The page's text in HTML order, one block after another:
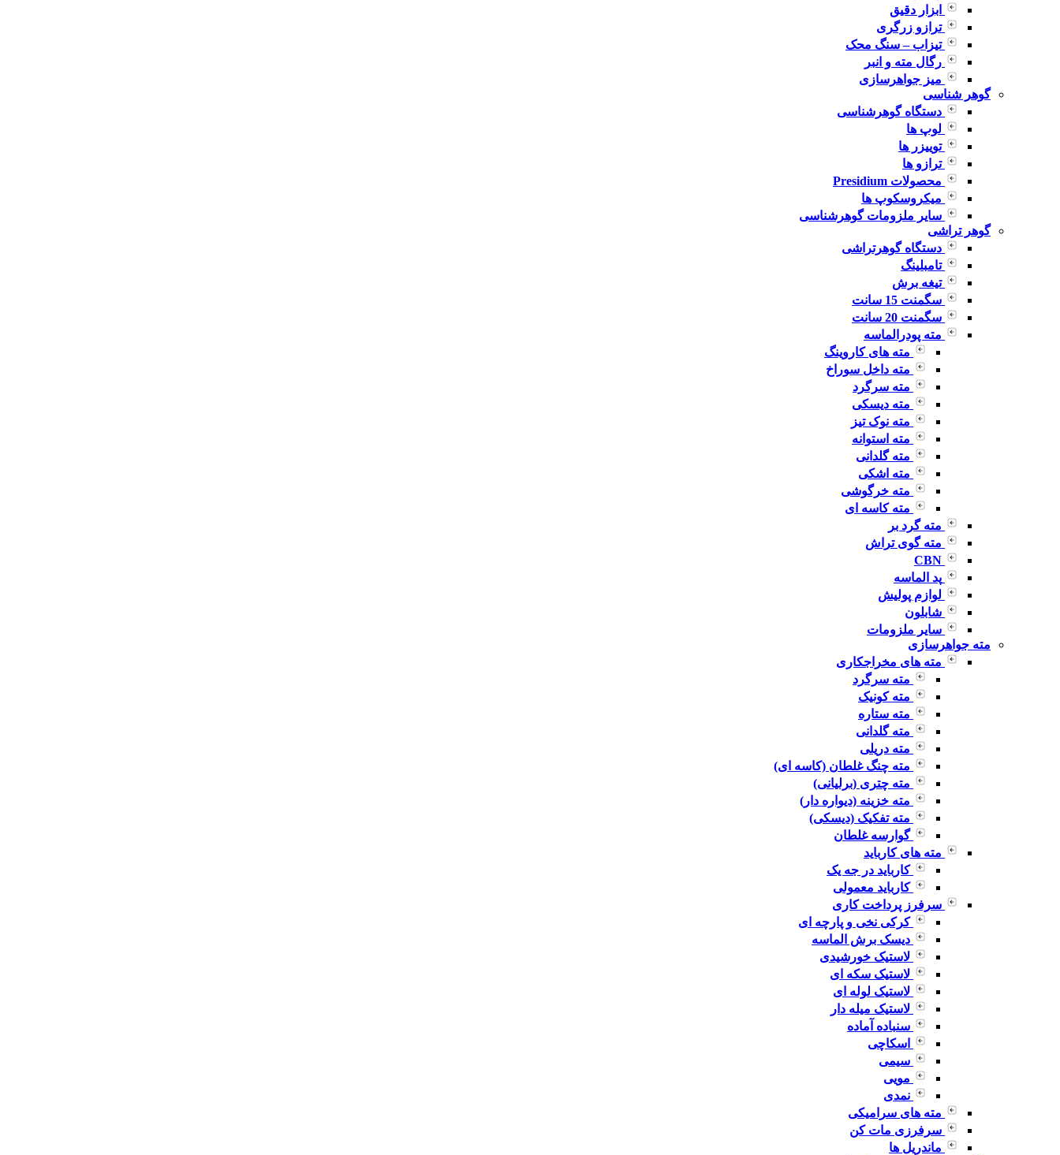
ابزار دقیق
ترازو زرگری
تیزاب – سنگ محک
رگال مته و انبر
میز جواهرسازی
گوهر شناسی
دستگاه گوهرشناسی
لوپ ها
توییزر ها
ترازو ها
محصولات Presidium
میکروسکوپ ها
سایر ملزومات گوهرشناسی
گوهر تراشی
دستگاه گوهرتراشی
تامبلینگ
تیغه برش
سگمنت 15 سانت
سگمنت 20 سانت
مته پودرالماسه
مته های کاروینگ
مته داخل سوراخ
مته سرگرد
مته دیسکی
مته نوک تیز
مته استوانه
مته گلدانی
مته اشکی
مته خرگوشی
مته کاسه ای
مته گرد بر
مته گوی تراش
CBN
پد الماسه
لوازم پولیش
شابلون
سایر ملزومات
مته جواهرسازی
مته های مخراجکاری
مته سرگرد
مته کونیک
مته ستاره
مته گلدانی
مته دریلی
مته چنگ غلطان (کاسه ای)
مته چتری (برلیانی)
مته خزینه (دیواره دار)
مته تفکیک (دیسکی)
گوارسه غلطان
مته های کارباید
کارباید در جه یک
کارباید معمولی
سرفرز پرداخت کاری
کرکی نخی و پارچه ای
دیسک برش الماسه
لاستیک خورشیدی
لاستیک سکه ای
لاستیک لوله ای
لاستیک میله دار
سنباده آماده
اسکاچی
سیمی
مویی
نمدی
مته های سرامیکی
سرفرزی مات کن
ماندریل ها